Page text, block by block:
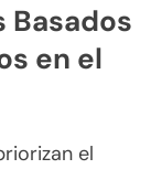
Basados
en el
el